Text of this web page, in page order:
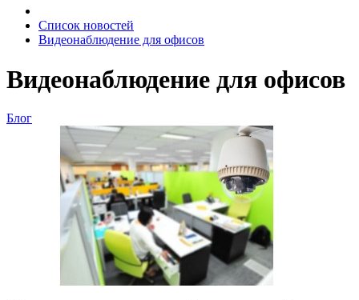
Список новостей
Видеонаблюдение для офисов
Видеонаблюдение для офисов
Блог